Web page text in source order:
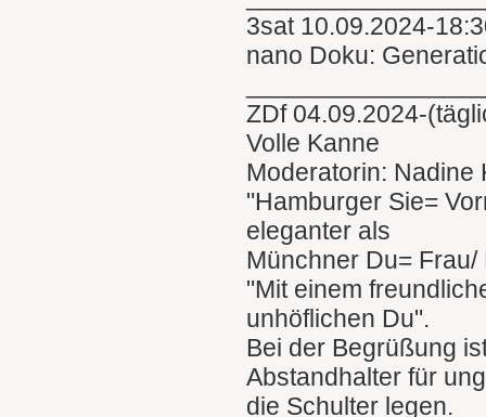
3sat 10.09.2024-
nano Doku:
ZDf 04.09.2024-
Volle Kanne
Moderatorin: Nadine
"Hamburger Sie=
eleganter als
Münchner Du= Frau/
"Mit einem
unhöflichen Du".
Bei der Begrüßung
Abstandhalter für
die Schulter legen.